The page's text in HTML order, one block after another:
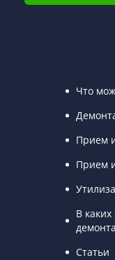
Что
Прием
Прием
В
Статьи